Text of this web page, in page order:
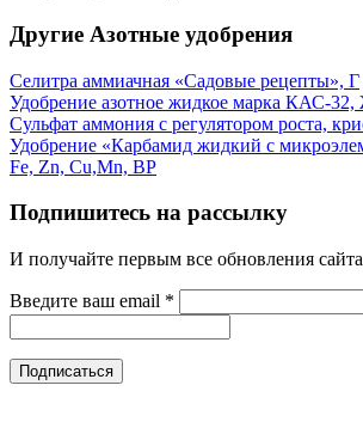
Другие Азотные удобрения
Селитра аммиачная «Садовые рецепты», Г
Удобрение азотное жидкое марка КАС-
Сульфат аммония с регулятором роста,
Удобрение «Карбамид жидкий с
Fe, Zn, Cu,Mn, ВР
Подпишитесь на рассылку
И получайте первым все обновления сайта
Введите ваш email *